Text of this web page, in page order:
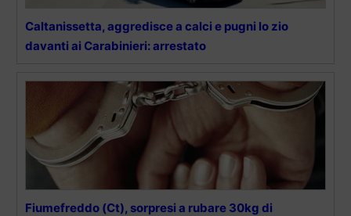
Caltanissetta, aggredisce a calci e pugni lo zio
davanti ai Carabinieri: arrestato
Fiumefreddo (Ct), sorpresi a rubare 30kg di